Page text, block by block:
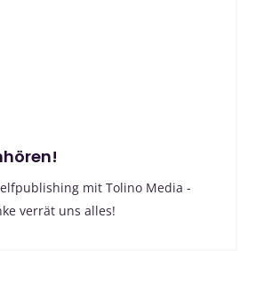
mit Tolino Media -
verrät uns alles!